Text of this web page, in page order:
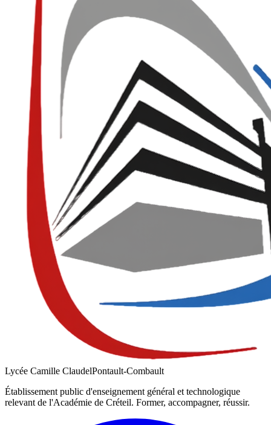
Lycée Camille ClaudelPontault-Combault
Établissement public d'enseignement général et technologique
relevant de l'Académie de Créteil. Former, accompagner, réussir.